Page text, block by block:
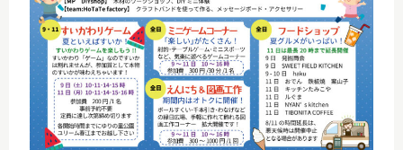
竹田～恐竜博物館コース
アクセス
観光パンフレット